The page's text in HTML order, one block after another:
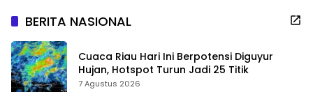
BERITA NASIONAL
Cuaca Riau Hari Ini Berpotensi Diguyur
Hujan, Hotspot Turun Jadi 25 Titik
7 Agustus 2026